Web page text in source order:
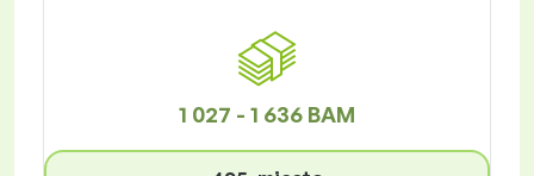
1 027 - 1 636 BAM